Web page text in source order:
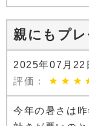
親にもプレ
2025年07月
評価：
今年の暑さは